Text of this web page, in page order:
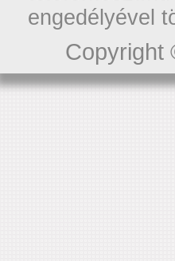
engedélyével
Copyright